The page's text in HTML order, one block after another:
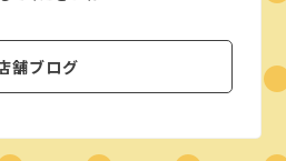
舗ブログ